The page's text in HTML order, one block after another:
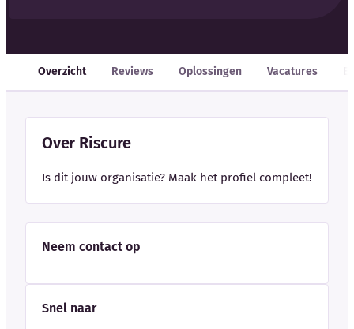
Overzicht Reviews Oplossingen Vacatures
Over Riscure
Is dit jouw organisatie? Maak het profiel compleet!
Neem contact op
Snel naar